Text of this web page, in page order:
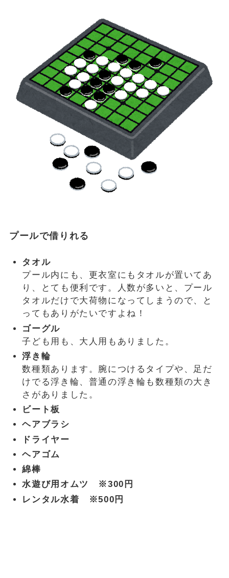
プールで借りれる
タオル
プール内にも、更衣室にもタオルが置いてあ
り、とても便利です。人数が多いと、プール
タオルだけで大荷物になってしまうので、と
ってもありがたいですよね！
ゴーグル
子ども用も、大人用もありました。
浮き輪
数種類あります。腕につけるタイプや、足だ
けでる浮き輪、普通の浮き輪も数種類の大き
さがありました。
ビート板
ヘアブラシ
ドライヤー
ヘアゴム
綿棒
水遊び用オムツ ※300円
レンタル水着 ※500円